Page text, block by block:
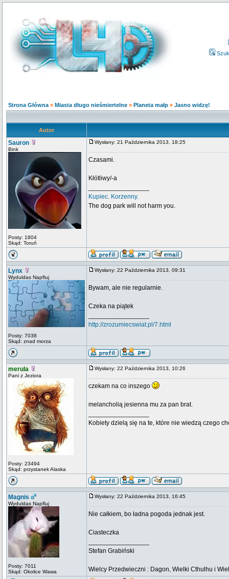
Strona Główna » Miasta długo nieśmiertelne » Planeta małp » Jasno widzę!
Autor
Sauron
Bink
Posty: 1804
Skąd: Toruń
Wysłany: 21 Października 2013, 18:25
Czasami.
Kłótliwy/-a
Kupiec. Korzenny.
The dog park will not harm you.
Lynx
Wyduldas Napfluj
Posty: 7038
Skąd: znad morza
Wysłany: 22 Października 2013, 09:31
Bywam, ale nie regularnie.
Czeka na piątek
http://zrozumiecswiat.pl/7.html
merula
Pani z Jeziora
Posty: 23494
Skąd: przystanek Alaska
Wysłany: 22 Października 2013, 10:26
czekam na co inszego
melancholią jesienna mu za pan brat.
Kobiety dzielą się na te, które nie wiedzą czego
Magnis
Wyduldas Napfluj
Posty: 7011
Skąd: Okolice Wawa
Wysłany: 22 Października 2013, 16:45
Nie całkiem, bo ładna pogoda jednak jest.
Ciasteczka
Stefan Grabiński
Wielcy Przedwieczni : Dagon, Wielki Cthulhu i